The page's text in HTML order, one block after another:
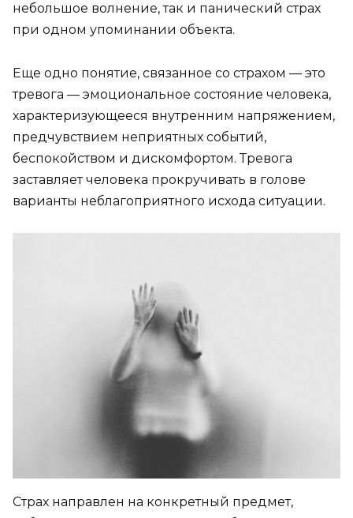
небольшое волнение, так и панический страх
при одном упоминании объекта.
Еще одно понятие, связанное со страхом — это
тревога — эмоциональное состояние человека,
характеризующееся внутренним напряжением,
предчувствием неприятных событий,
беспокойством и дискомфортом. Тревога
заставляет человека прокручивать в голове
варианты неблагоприятного исхода ситуации.
Страх направлен на конкретный предмет,